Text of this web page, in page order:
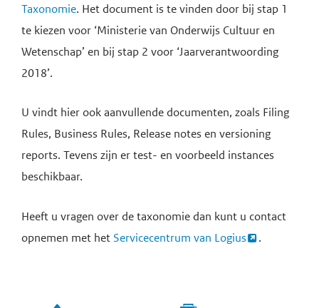
Taxonomie. Het document is te vinden door bij stap 1
te kiezen voor ‘Ministerie van Onderwijs Cultuur en
Wetenschap’ en bij stap 2 voor ‘Jaarverantwoording
2018’.
U vindt hier ook aanvullende documenten, zoals Filing
Rules, Business Rules, Release notes en versioning
reports. Tevens zijn er test- en voorbeeld instances
beschikbaar.
Heeft u vragen over de taxonomie dan kunt u contact
opnemen met het Servicecentrum van Logius .